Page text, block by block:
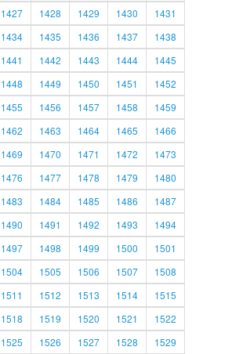
1427 1428 1429 1430
1431
1434 1435 1436 1437
1438
1441 1442 1443 1444
1445
1448 1449 1450 1451
1452
1455 1456 1457 1458
1459
1462 1463 1464 1465
1466
1469 1470 1471 1472
1473
1476 1477 1478 1479
1480
1483 1484 1485 1486
1487
1490 1491 1492 1493
1494
1497 1498 1499 1500
1501
1504 1505 1506 1507
1508
1511 1512 1513 1514
1515
1518 1519 1520 1521
1522
1525 1526 1527 1528
1529